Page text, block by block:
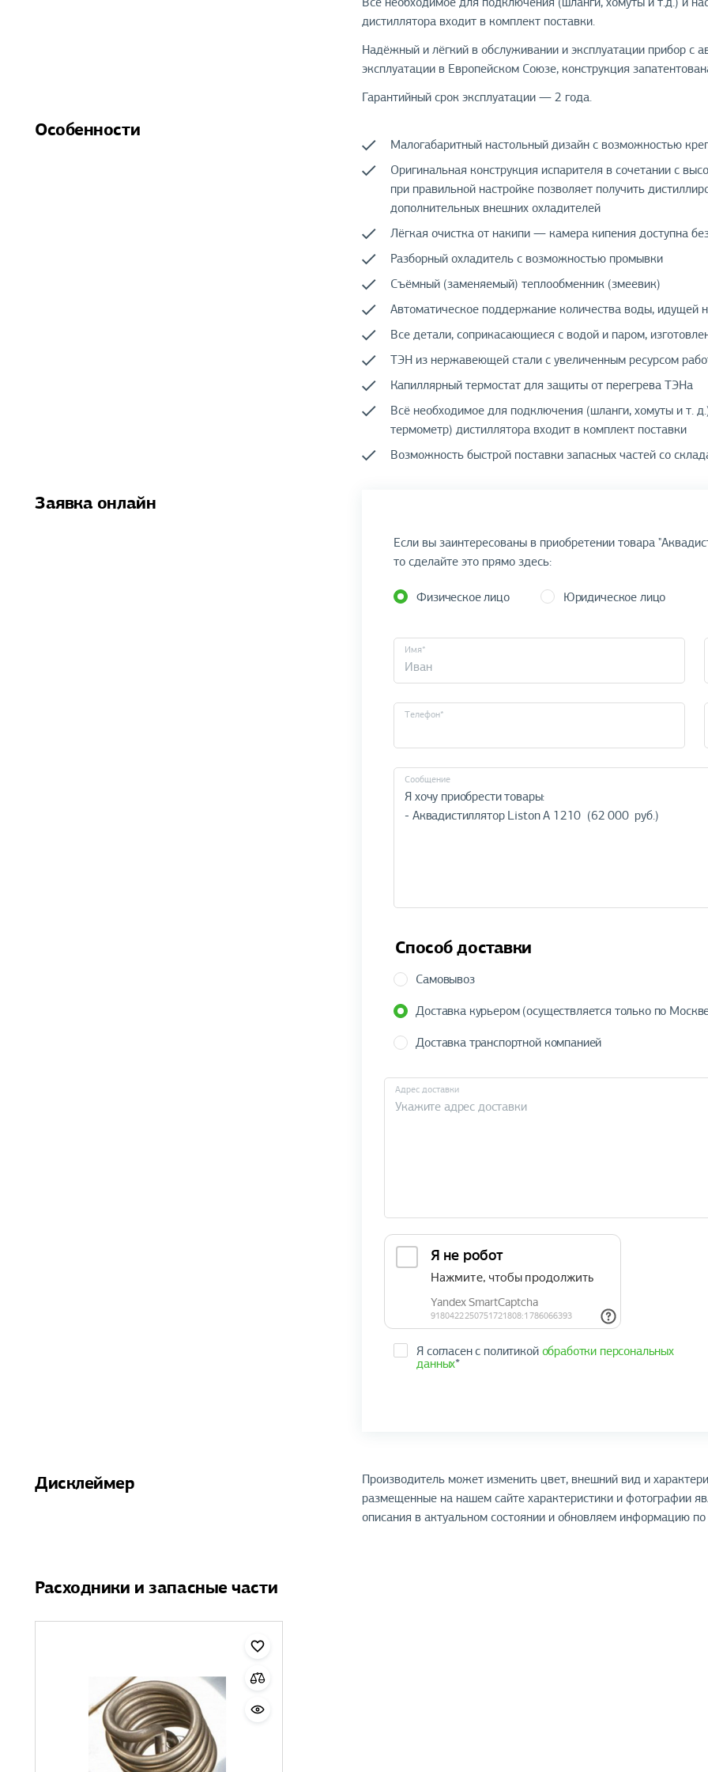
дистиллятора входит в комплект поставки.
Надёжный и лёгкий в обслуживании и эксплуатации прибор с
эксплуатации в Европейском Союзе, конструкция
Гарантийный срок эксплуатации — 2 года.
Особенности
Малогабаритный настольный дизайн с возможностью
Оригинальная конструкция испарителя в сочетании с
при правильной настройке позволяет получить
дополнительных внешних охладителей
Лёгкая очистка от накипи — камера кипения доступна
Разборный охладитель с возможностью промывки
Съёмный (заменяемый) теплообменник (змеевик)
Автоматическое поддержание количества воды, идущей
Все детали, соприкасающиеся с водой и паром,
ТЭН из нержавеющей стали с увеличенным ресурсом
Капиллярный термостат для защиты от перегрева ТЭНа
Всё необходимое для подключения (шланги, хомуты и т.
термометр) дистиллятора входит в комплект поставки
Возможность быстрой поставки запасных частей со
Заявка онлайн
Если вы заинтересованы в приобретении товара
то сделайте это прямо здесь:
Физическое лицо Юридическое лицо
Имя*
Телефон*
Cообщение
Способ доставки
Самовывоз
Доставка курьером (осуществляется только по
Доставка транспортной компанией
Адрес доставки
Я согласен с политикой обработки персональных
данных*
Дисклеймер
Производитель может изменить цвет, внешний вид и
размещенные на нашем сайте характеристики и фотографии
описания в актуальном состоянии и обновляем информацию
Расходники и запасные части